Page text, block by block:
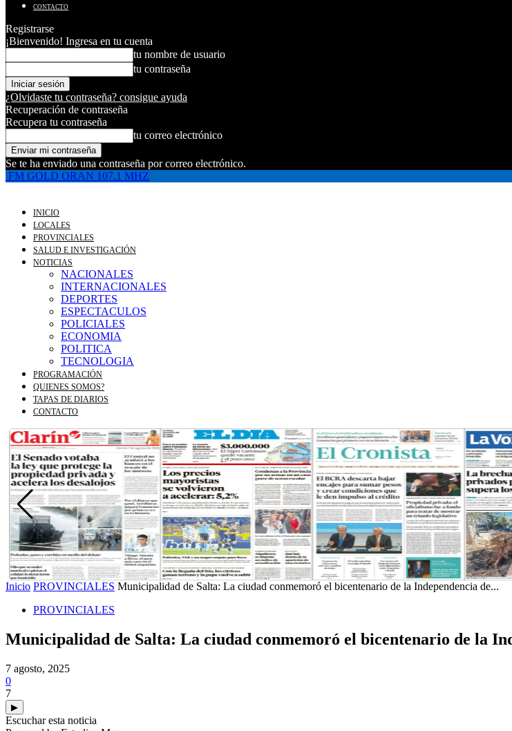
CONTACTO
Registrarse
¡Bienvenido! Ingresa en tu cuenta
tu nombre de usuario
tu contraseña
¿Olvidaste tu contraseña? consigue ayuda
Recuperación de contraseña
Recupera tu contraseña
tu correo electrónico
Se te ha enviado una contraseña por correo electrónico.
FM GOLD ORAN 107.1 MHZ
INICIO
LOCALES
PROVINCIALES
SALUD E INVESTIGACIÓN
NOTICIAS
NACIONALES
INTERNACIONALES
DEPORTES
ESPECTACULOS
POLICIALES
ECONOMIA
POLITICA
TECNOLOGIA
PROGRAMACIÓN
QUIENES SOMOS?
TAPAS DE DIARIOS
CONTACTO
Inicio PROVINCIALES Municipalidad de Salta: La ciudad conmemoró el bicentenario de la Independencia de...
PROVINCIALES
Municipalidad de Salta: La ciudad conmemoró el bicentenario de la
7 agosto, 2025
0
7
▶
Escuchar esta noticia